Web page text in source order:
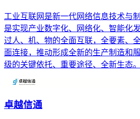
工业互联网是新一代网络信息技术与
是实现产业数字化、网络化、智能化
过人、机、物的全面互联，全要素、
面连接，推动形成全新的生产制造和
级的关键依托、重要途径、全新生态。
卓越信通